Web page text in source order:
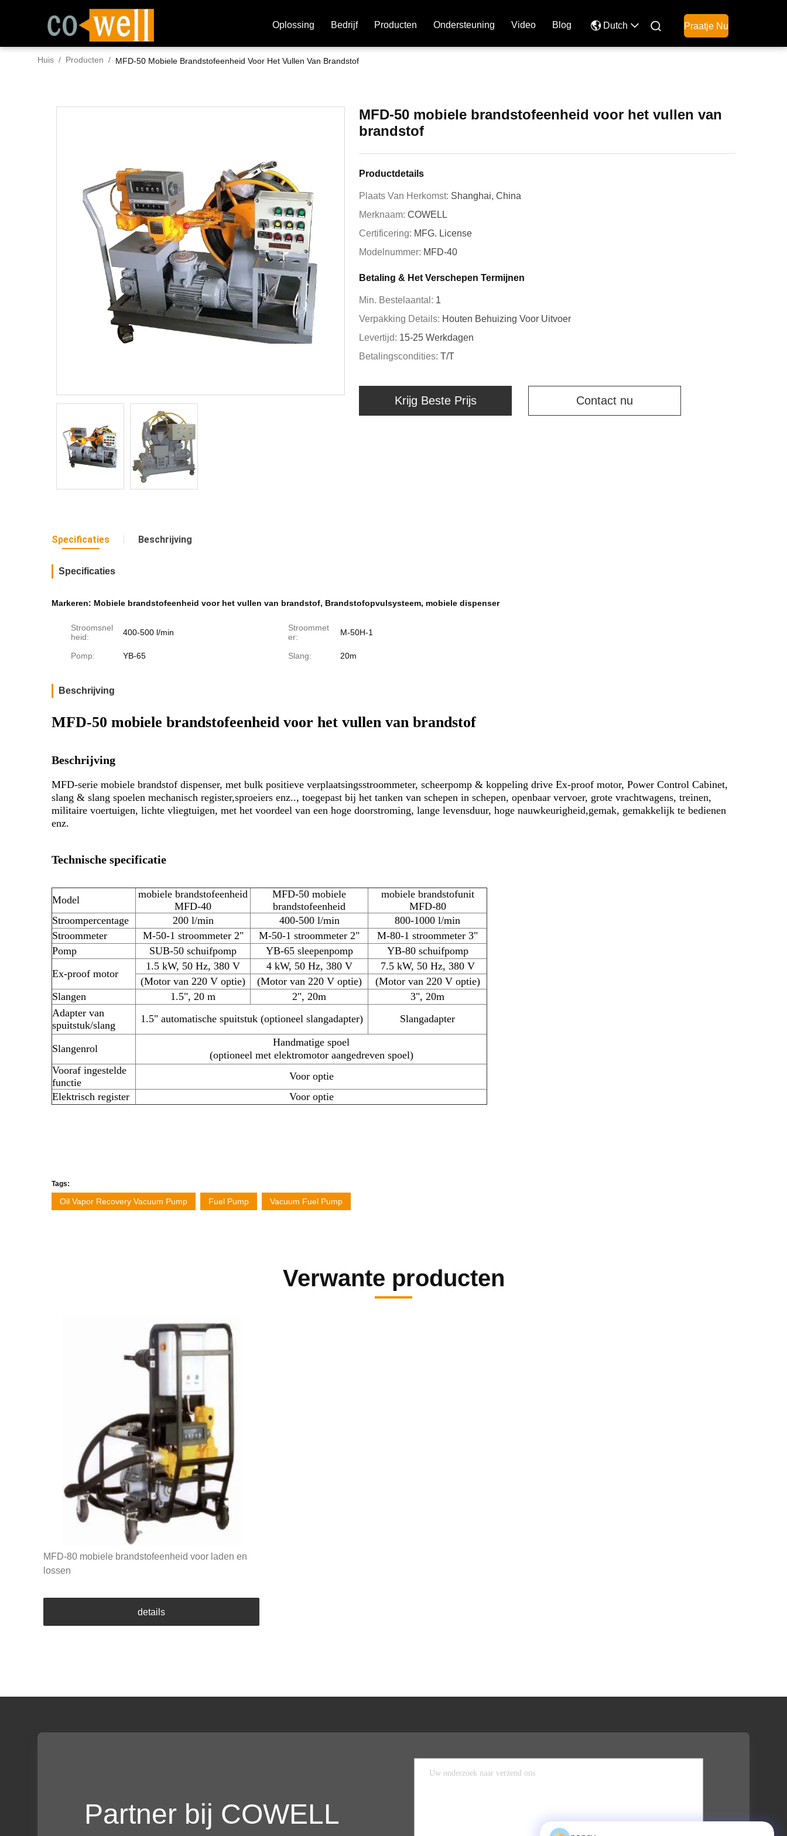
Oplossing Bedrijf Producten Ondersteuning Video Blog Dutch  Praatje Nu
Huis / Producten / MFD-50 Mobiele Brandstofeenheid Voor Het Vullen Van Brandstof
MFD-50 mobiele brandstofeenheid voor het vullen van
brandstof
Productdetails
Plaats Van Herkomst: Shanghai, China
Merknaam: COWELL
Certificering: MFG. License
Modelnummer: MFD-40
Betaling & Het Verschepen Termijnen
Min. Bestelaantal: 1
Verpakking Details: Houten Behuizing Voor Uitvoer
Levertijd: 15-25 Werkdagen
Betalingscondities: T/T
Krijg Beste Prijs Contact nu
Specificaties Beschrijving
Specificaties
Markeren: Mobiele brandstofeenheid voor het vullen van brandstof, Brandstofopvulsysteem, mobiele dispenser
Stroomsnel
heid:
400-500 l/min
Stroommet
er:
M-50H-1
Pomp: YB-65 Slang: 20m
Beschrijving
MFD-50 mobiele brandstofeenheid voor het vullen van brandstof
Beschrijving
MFD-serie mobiele brandstof dispenser, met bulk positieve verplaatsingsstroommeter, scheerpomp & koppeling drive Ex-proof motor, Power Control Cabinet,
slang & slang spoelen mechanisch register,sproeiers enz.., toegepast bij het tanken van schepen in schepen, openbaar vervoer, grote vrachtwagens, treinen,
militaire voertuigen, lichte vliegtuigen, met het voordeel van een hoge doorstroming, lange levensduur, hoge nauwkeurigheid,gemak, gemakkelijk te bedienen
enz.
Technische specificatie
Model
mobiele brandstofeenheid
MFD-40
MFD-50 mobiele
brandstofeenheid
mobiele brandstofunit
MFD-80
Stroompercentage
200 l/min 400-500 l/min
800-1000 l/min
Stroommeter
M-50-1 stroommeter 2" M-50-1 stroommeter 2"
M-80-1 stroommeter 3"
Pomp
SUB-50 schuifpomp YB-65 sleepenpomp
YB-80 schuifpomp
Ex-proof motor
1.5 kW, 50 Hz, 380 V 4 kW, 50 Hz, 380 V
7.5 kW, 50 Hz, 380 V
(Motor van 220 V optie)
(Motor van 220 V optie)
(Motor van 220 V optie)
Slangen
1.5", 20 m 2", 20m
3", 20m
Adapter van
spuitstuk/slang
1.5" automatische spuitstuk (optioneel slangadapter) Slangadapter
Slangenrol
Handmatige spoel
(optioneel met elektromotor aangedreven spoel)
Vooraf ingestelde
functie
Voor optie
Elektrisch register
Voor optie
Tags:
Oil Vapor Recovery Vacuum Pump Fuel Pump Vacuum Fuel Pump
Verwante producten
MFD-80 mobiele brandstofeenheid voor laden en
lossen
details
Partner bij COWELL